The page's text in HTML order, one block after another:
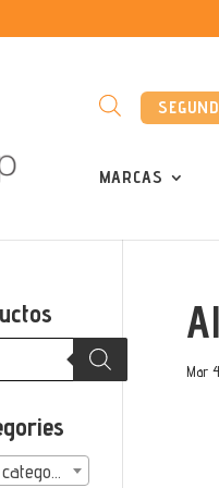
MARCAS
Mar
Selecciona una categoría